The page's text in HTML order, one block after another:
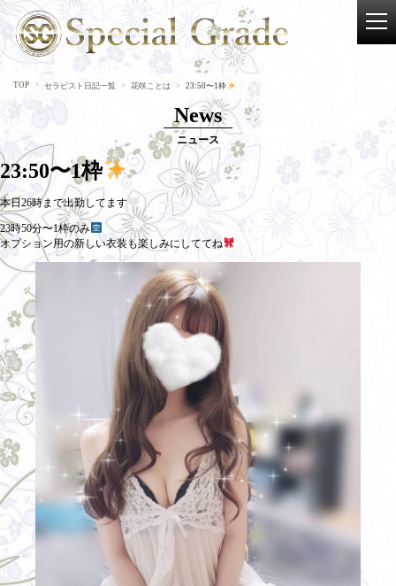
TOP セラピスト日記一覧 花咲ことは 23:50〜1枠
News
ニュース
23:50〜1枠
本日26時まで出勤してます
23時50分〜1枠のみ
オプション用の新しい衣装も楽しみにしててね